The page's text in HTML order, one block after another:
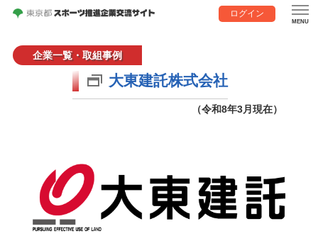
ログイン
企業一覧・取組事例
大東建託株式会社
（令和8年3月現在）